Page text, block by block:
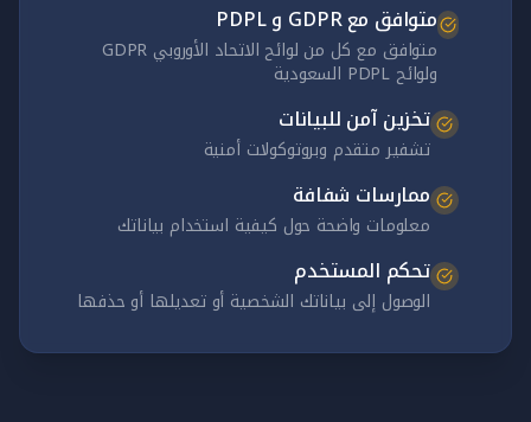
متوافق مع GDPR و PDPL
متوافق مع كل من لوائح الاتحاد الأوروبي GDPR
ولوائح PDPL السعودية
تخزين آمن للبيانات
تشفير متقدم وبروتوكولات أمنية
ممارسات شفافة
معلومات واضحة حول كيفية استخدام بياناتك
تحكم المستخدم
الوصول إلى بياناتك الشخصية أو تعديلها أو حذفها